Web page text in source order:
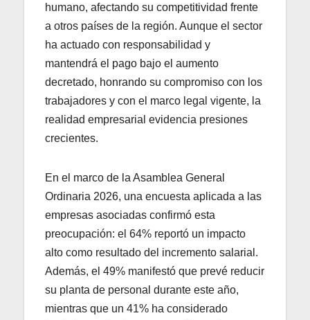
humano, afectando su competitividad frente
a otros países de la región. Aunque el sector
ha actuado con responsabilidad y
mantendrá el pago bajo el aumento
decretado, honrando su compromiso con los
trabajadores y con el marco legal vigente, la
realidad empresarial evidencia presiones
crecientes.
En el marco de la Asamblea General
Ordinaria 2026, una encuesta aplicada a las
empresas asociadas confirmó esta
preocupación: el 64% reportó un impacto
alto como resultado del incremento salarial.
Además, el 49% manifestó que prevé reducir
su planta de personal durante este año,
mientras que un 41% ha considerado